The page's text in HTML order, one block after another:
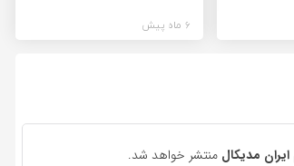
6 ماه پیش
ایران مدیکال منتشر خواهد شد.